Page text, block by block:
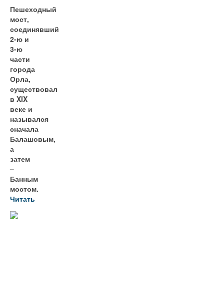
Пешеходный
мост,
соединявший
2-ю и
3-ю
части
города
Орла,
существовал
в XIX
веке и
назывался
сначала
Балашовым,
а
затем
–
Банным
мостом.
Читать